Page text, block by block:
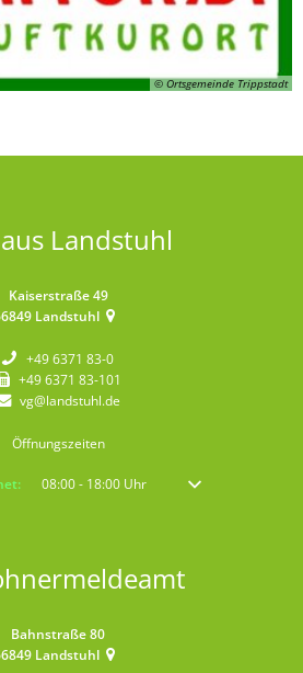
© Ortsgemeinde Trippstadt
Landstuhl
Kaiserstraße 49
Landstuhl
+49 6371 83-0
+49 6371 83-101
vg@landstuhl.de
Öffnungszeiten
Öffnungs- oder Schließzeiten auszublenden
08:00- 18:00Uhr Von 08:00 bis 18:00
Bahnstraße 80
Landstuhl